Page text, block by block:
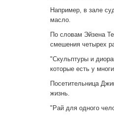
Например, в зале
масло.
По словам Эйзена
смешения четырех
"Скульптуры и
которые есть у
Посетительница
жизнь.
"Рай для одного